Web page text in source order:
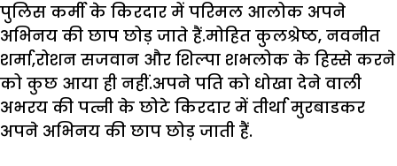
पुलिस कर्मी के किरदार में परिमल आलोक अपने
अभिनय की छाप छोड़ जाते हैं.मोहित कुलश्रेष्ठ, नवनीत
शर्मा,रोशन सजवान और शिल्पा शभलोक के हिस्से करने
को कुछ आया ही नहीं.अपने पति को धोखा देने वाली
अभरय की पत्नी के छोटे किरदार में तीर्था मुरबाडकर
अपने अभिनय की छाप छोड़ जाती हैं.